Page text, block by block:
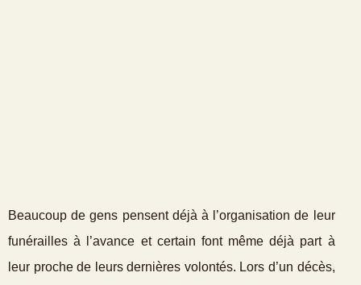
Beaucoup de gens pensent déjà à l’organisation de leur
funérailles à l’avance et certain font même déjà part à
leur proche de leurs dernières volontés. Lors d’un décès,